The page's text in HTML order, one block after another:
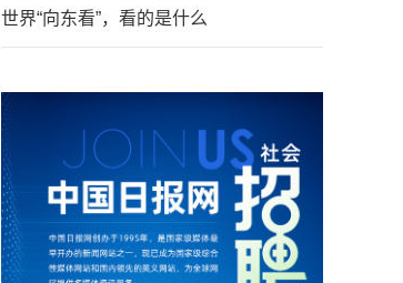
世界“向东看”，看的是什么